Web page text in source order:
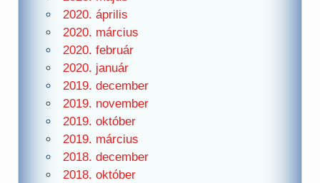
2020. április
2020. március
2020. február
2020. január
2019. december
2019. november
2019. október
2019. március
2018. december
2018. október